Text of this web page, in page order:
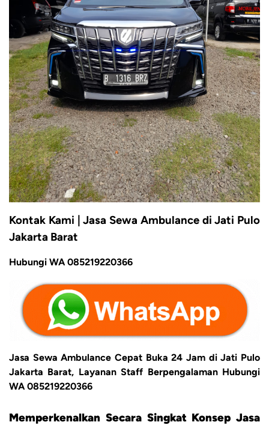
Kontak Kami | Jasa Sewa Ambulance di Jati Pulo
Jakarta Barat
Hubungi WA 085219220366
Jasa Sewa Ambulance Cepat Buka 24 Jam di Jati Pulo
Jakarta Barat, Layanan Staff Berpengalaman Hubungi
WA 085219220366
Memperkenalkan Secara Singkat Konsep Jasa